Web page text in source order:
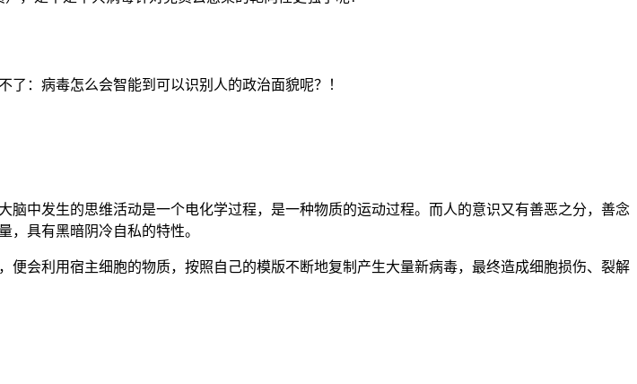
：病毒怎么会智能到可以识别人的政治面貌呢？！
中发生的思维活动是一个电化学过程，是一种物质的运动过程。而人的意识又有善恶之分，善念
，具有黑暗阴冷自私的特性。
会利用宿主细胞的物质，按照自己的模版不断地复制产生大量新病毒，最终造成细胞损伤、裂解